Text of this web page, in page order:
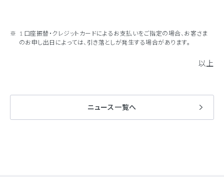
1 口座振替・クレジットカードによるお支払いをご指定の場合、お客さま
のお申し出日によっては、引き落としが発生する場合があります。
以上
ニュース一覧へ